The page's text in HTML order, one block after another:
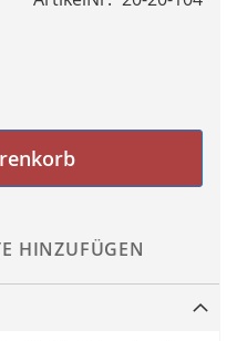
HINZUFÜGEN